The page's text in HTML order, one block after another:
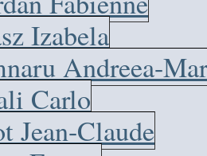
Izabela
Andreea-
Carlo
Jean-Claude